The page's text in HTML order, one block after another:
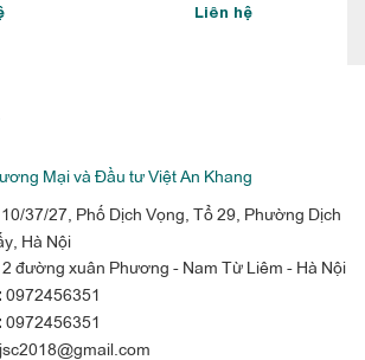
Liên hệ
Mại và Đầu tư Việt An Khang
37/27, Phố Dịch Vọng, Tổ 29, Phường Dịch
Hà Nội
2 đường xuân Phương - Nam Từ Liêm - Hà Nội
0972456351
0972456351